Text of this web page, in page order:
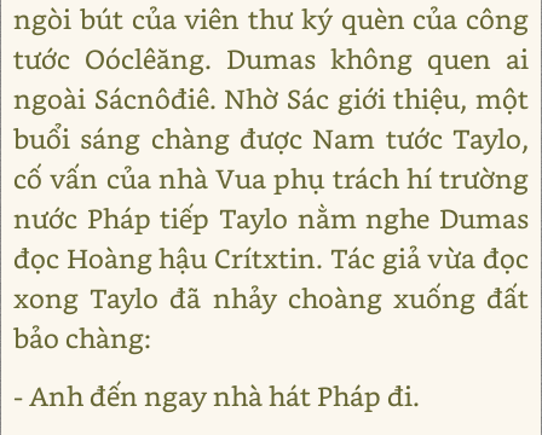
ngòi bút của viên thư ký quèn của công
tước Oóclêăng. Dumas không quen ai
ngoài Sácnôđiê. Nhờ Sác giới thiệu, một
buổi sáng chàng được Nam tước Taylo,
cố vấn của nhà Vua phụ trách hí trường
nước Pháp tiếp Taylo nằm nghe Dumas
đọc Hoàng hậu Crítxtin. Tác giả vừa đọc
xong Taylo đã nhảy choàng xuống đất
bảo chàng:
- Anh đến ngay nhà hát Pháp đi.